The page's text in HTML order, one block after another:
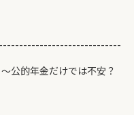
公的年金だけでは不安？